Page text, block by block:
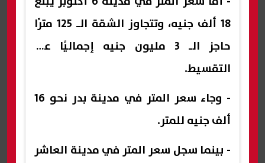
18 ألف جنيه، وتتجاوز الشقة الـ 125 مترًا
حاجز الـ 3 مليون جنيه إجماليًا عند
التقسيط.
- وجاء سعر المتر في مدينة بدر نحو 16
ألف جنيه للمتر.
- بينما سجل سعر المتر في مدينة العاشر